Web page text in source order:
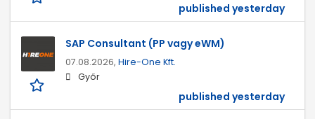
published yesterday
SAP Consultant (PP vagy eWM)
07.08.2026, Hire-One Kft.
Győr
published yesterday